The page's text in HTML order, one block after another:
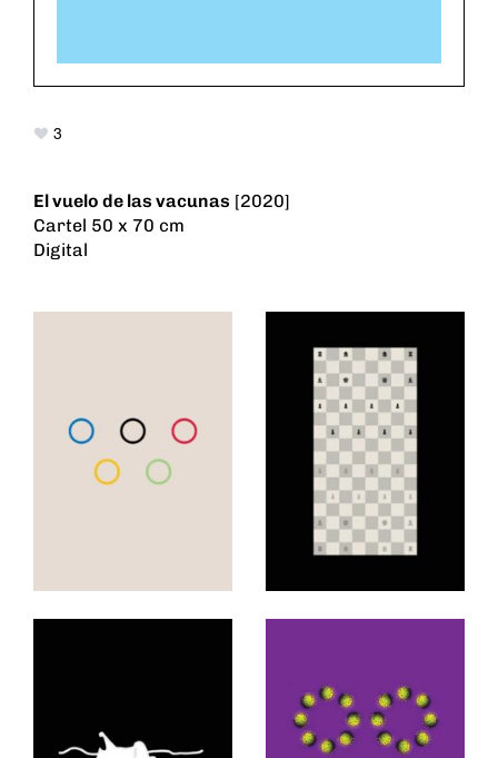
3
El vuelo de las vacunas [2020]
Cartel 50 x 70 cm
Digital